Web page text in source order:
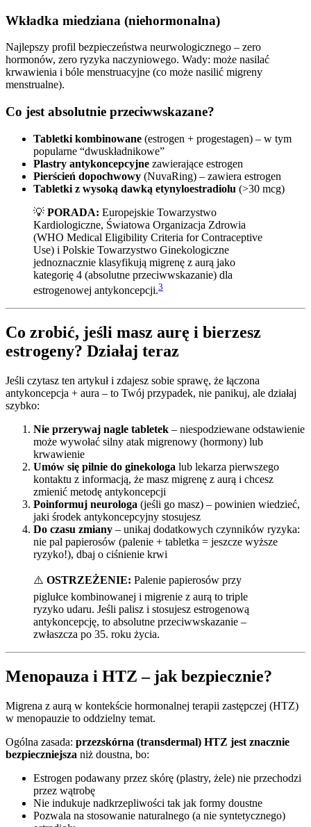
Wkładka miedziana (niehormonalna)
Najlepszy profil bezpieczeństwa neurwologicznego – zero
hormonów, zero ryzyka naczyniowego. Wady: może nasilać
krwawienia i bóle menstruacyjne (co może nasilić migreny
menstrualne).
Co jest absolutnie przeciwwskazane?
Tabletki kombinowane (estrogen + progestagen) – w tym
popularne “dwuskładnikowe”
Plastry antykoncepcyjne zawierające estrogen
Pierścień dopochwowy (NuvaRing) – zawiera estrogen
Tabletki z wysoką dawką etynyloestradiolu (>30 mcg)
💡 PORADA: Europejskie Towarzystwo
Kardiologiczne, Światowa Organizacja Zdrowia
(WHO Medical Eligibility Criteria for Contraceptive
Use) i Polskie Towarzystwo Ginekologiczne
jednoznacznie klasyfikują migrenę z aurą jako
kategorię 4 (absolutne przeciwwskazanie) dla
estrogenowej antykoncepcji.3
Co zrobić, jeśli masz aurę i bierzesz
estrogeny? Działaj teraz
Jeśli czytasz ten artykuł i zdajesz sobie sprawę, że łączona
antykoncepcja + aura – to Twój przypadek, nie panikuj, ale działaj
szybko:
Nie przerywaj nagle tabletek – niespodziewane odstawienie
może wywołać silny atak migrenowy (hormony) lub
krwawienie
Umów się pilnie do ginekologa lub lekarza pierwszego
kontaktu z informacją, że masz migrenę z aurą i chcesz
zmienić metodę antykoncepcji
Poinformuj neurologa (jeśli go masz) – powinien wiedzieć,
jaki środek antykoncepcyjny stosujesz
Do czasu zmiany – unikaj dodatkowych czynników ryzyka:
nie pal papierosów (palenie + tabletka = jeszcze wyższe
ryzyko!), dbaj o ciśnienie krwi
⚠️ OSTRZEŻENIE: Palenie papierosów przy
piglułce kombinowanej i migrenie z aurą to triple
ryzyko udaru. Jeśli palisz i stosujesz estrogenową
antykoncepcję, to absolutne przeciwwskazanie –
zwłaszcza po 35. roku życia.
Menopauza i HTZ – jak bezpiecznie?
Migrena z aurą w kontekście hormonalnej terapii zastępczej (HTZ)
w menopauzie to oddzielny temat.
Ogólna zasada: przezskórna (transdermal) HTZ jest znacznie
bezpieczniejsza niż doustna, bo:
Estrogen podawany przez skórę (plastry, żele) nie przechodzi
przez wątrobę
Nie indukuje nadkrzepliwości tak jak formy doustne
Pozwala na stosowanie naturalnego (a nie syntetycznego)